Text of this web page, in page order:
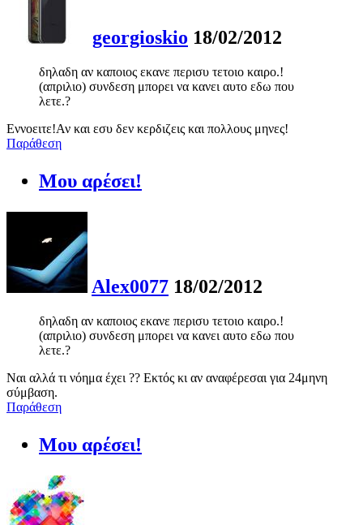
georgioskio 18/02/2012
δηλαδη αν καποιος εκανε περισυ τετοιο καιρο.!
(απριλιο) συνδεση μπορει να κανει αυτο εδω που
λετε.?
Εννοειτε!Αν και εσυ δεν κερδιζεις και πολλους μηνες!
Παράθεση
Μου αρέσει!
Alex0077 18/02/2012
δηλαδη αν καποιος εκανε περισυ τετοιο καιρο.!
(απριλιο) συνδεση μπορει να κανει αυτο εδω που
λετε.?
Ναι αλλά τι νόημα έχει ?? Εκτός κι αν αναφέρεσαι για 24μηνη
σύμβαση.
Παράθεση
Μου αρέσει!